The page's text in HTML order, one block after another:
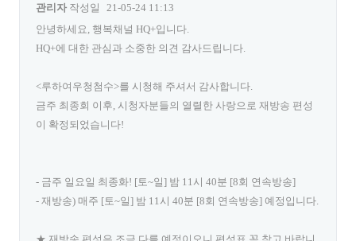
관리자 작성일
21-05-24 11:13
안녕하세요, 행복채널 HQ+입니다.
HQ+에 대한 관심과 소중한 의견 감사드립니다.
<루하여우청첨수>를 시청해 주셔서 감사합니다.
금주 최종회 이후, 시청자분들의 열렬한 사랑으로 재방송 편성
이 확정되었습니다!
- 금주 일요일 최종화! [토~일] 밤 11시 40분 [8회 연속방송]
- 재방송) 매주 [토~일] 밤 11시 40분 [8회 연속방송] 예정입니다.